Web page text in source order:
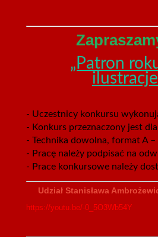
„Patron
- Uczestnicy konkursu
- Konkurs przeznaczony jest
- Technika dowolna, format A –
- Pracę należy podpisać na
- Prace konkursowe należy
Udział Stanisława
https://youtu.be/-0_5O3Wb54Y